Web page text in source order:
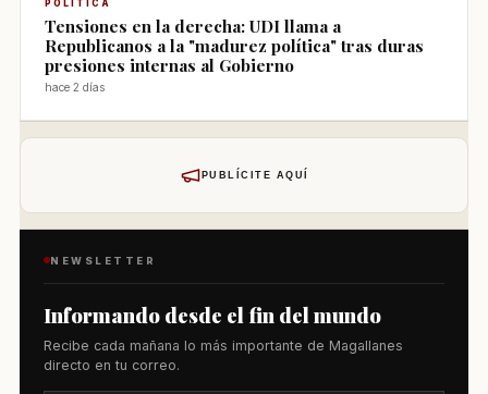
POLÍTICA
Tensiones en la derecha: UDI llama a
Republicanos a la "madurez política" tras duras
presiones internas al Gobierno
hace 2 días
PUBLÍCITE AQUÍ
NEWSLETTER
Informando desde el fin del mundo
Recibe cada mañana lo más importante de Magallanes
directo en tu correo.